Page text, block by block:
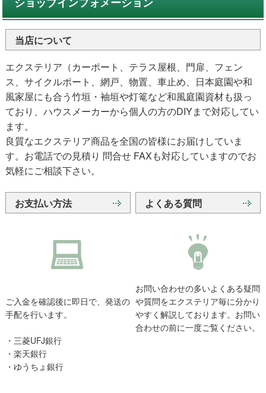
当店について
エクステリア（カーポート、テラス屋根、門扉、フェン
ス、サイクルポート、網戸、物置、車止め、日本庭園や和
風家屋にも合う竹垣・袖垣や灯篭など和風庭園資材も扱っ
ており、ハウスメーカーから個人の方のDIYまで対応してい
ます。
良質なエクステリア商品を全国の皆様にお届けしていま
す。お電話での見積り 問合せ FAXも対応していますのでお
気軽にご相談下さい。
お支払い方法
ご入金を確認後に即日で、発送の
手配を行います。
・三菱UFJ銀行
・楽天銀行
・ゆうちょ銀行
よくある質問
お問い合わせの多いよくある疑問
や質問をエクステリア毎に分かり
やすく解説しております。お問い
合わせの前に一度ご覧ください。